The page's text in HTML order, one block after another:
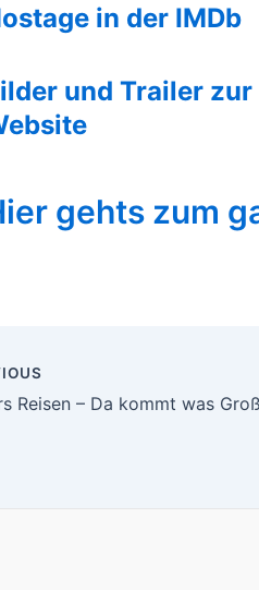
in der IMDb
und Trailer
gehts zum